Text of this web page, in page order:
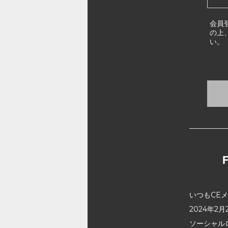
会員
の上
い。
いつもCE
2024年2月
ソーシャ